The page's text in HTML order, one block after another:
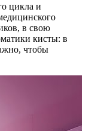
цикла и
в свою
кисты: в
чтобы